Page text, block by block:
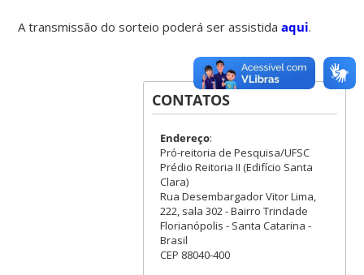
A transmissão do sorteio poderá ser assistidaaqui.
CONTATOS
Endereço:
Pró-reitoria de Pesquisa/UFSC
Prédio Reitoria II (Edifício Santa
Clara)
Rua Desembargador Vitor Lima,
222, sala 302 - Bairro Trindade
Florianópolis - Santa Catarina -
Brasil
CEP 88040-400